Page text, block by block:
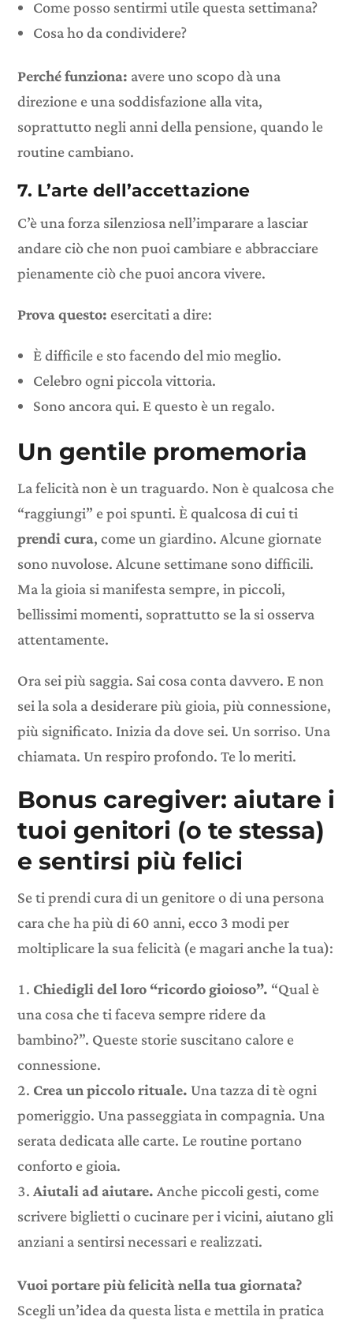
Come posso sentirmi utile questa settimana?
Cosa ho da condividere?
Perché funziona: avere uno scopo dà una
direzione e una soddisfazione alla vita,
soprattutto negli anni della pensione, quando le
routine cambiano.
7. L’arte dell’accettazione
C’è una forza silenziosa nell’imparare a lasciar
andare ciò che non puoi cambiare e abbracciare
pienamente ciò che puoi ancora vivere.
Prova questo:esercitati a dire:
È difficile e sto facendo del mio meglio.
Celebro ogni piccola vittoria.
Sono ancora qui. E questo è un regalo.
Un gentile promemoria
La felicità non è un traguardo. Non è qualcosa che
“raggiungi” e poi spunti. È qualcosa di cui ti
prendi cura, come un giardino. Alcune giornate
sono nuvolose. Alcune settimane sono difficili.
Ma la gioia si manifesta sempre, in piccoli,
bellissimi momenti, soprattutto se la si osserva
attentamente.
Ora sei più saggia. Sai cosa conta davvero. E non
sei la sola a desiderare più gioia, più connessione,
più significato. Inizia da dove sei. Un sorriso. Una
chiamata. Un respiro profondo. Te lo meriti.
Bonus caregiver: aiutare i
tuoi genitori (o te stessa)
e sentirsi più felici
Se ti prendi cura di un genitore o di una persona
cara che ha più di 60 anni, ecco 3 modi per
moltiplicare la sua felicità (e magari anche la tua):
Chiedigli del loro “ricordo gioioso”. “Qual è
una cosa che ti faceva sempre ridere da
bambino?”. Queste storie suscitano calore e
connessione.
Crea un piccolo rituale. Una tazza di tè ogni
pomeriggio. Una passeggiata in compagnia. Una
serata dedicata alle carte. Le routine portano
conforto e gioia.
Aiutali ad aiutare. Anche piccoli gesti, come
scrivere biglietti o cucinare per i vicini, aiutano gli
anziani a sentirsi necessari e realizzati.
Vuoi portare più felicità nella tua giornata?
Scegli un’idea da questa lista e mettila in pratica